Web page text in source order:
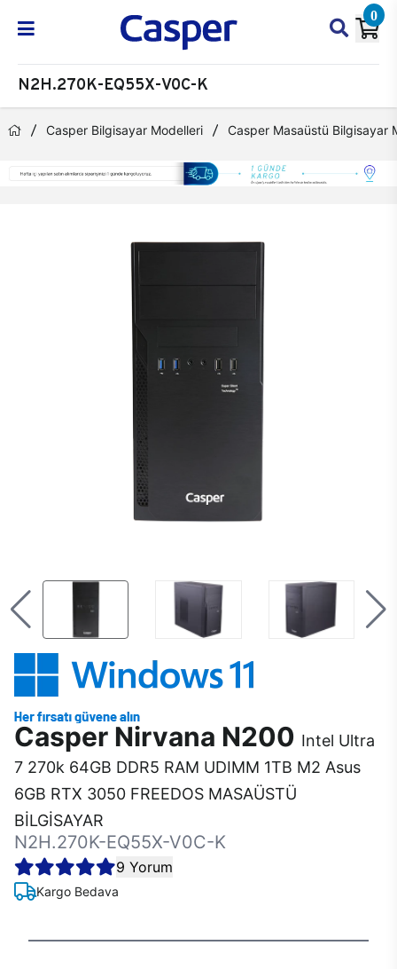
0
N2H.270K-EQ55X-V0C-K
Casper Bilgisayar Modelleri Casper Masaüstü Bilgisayar
Casper Nirvana N200 Intel Ultra
7 270k 64GB DDR5 RAM UDIMM 1TB M2 Asus
6GB RTX 3050 FREEDOS MASAÜSTÜ
BİLGİSAYAR
N2H.270K-EQ55X-V0C-K
9 Yorum
Kargo Bedava